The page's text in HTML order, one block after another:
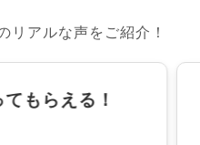
リアルな声をご紹介！
もらえる！